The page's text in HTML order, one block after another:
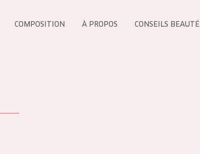
COMPOSITION À PROPOS CONSEILS BEAUTÉ